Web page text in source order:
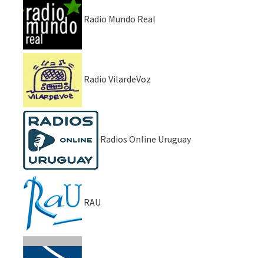
Radio Mundo Real
Radio VilardeVoz
Radios Online Uruguay
RAU